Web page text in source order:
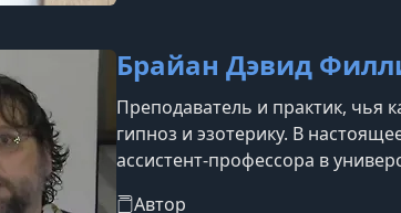
Брайан Дэвид
Преподаватель и практик, чья
гипноз и эзотерику. В
ассистент-профессора в
Автор